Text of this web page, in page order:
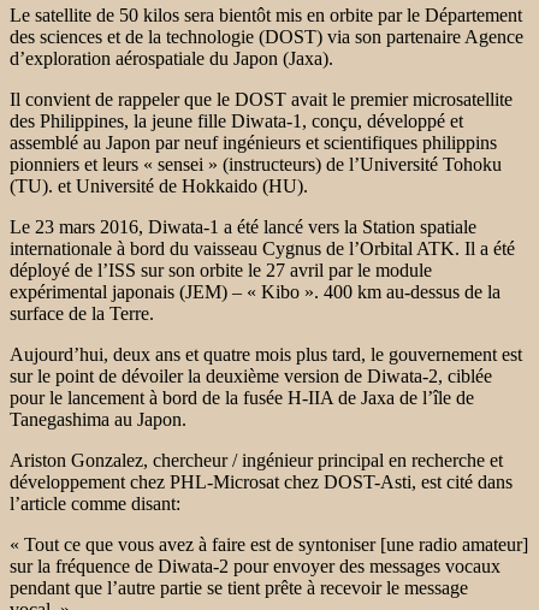
Le satellite de 50 kilos sera bientôt mis en orbite par le Département
des sciences et de la technologie (DOST) via son partenaire Agence
d’exploration aérospatiale du Japon (Jaxa).
Il convient de rappeler que le DOST avait le premier microsatellite
des Philippines, la jeune fille Diwata-1, conçu, développé et
assemblé au Japon par neuf ingénieurs et scientifiques philippins
pionniers et leurs « sensei » (instructeurs) de l’Université Tohoku
(TU). et Université de Hokkaido (HU).
Le 23 mars 2016, Diwata-1 a été lancé vers la Station spatiale
internationale à bord du vaisseau Cygnus de l’Orbital ATK. Il a été
déployé de l’ISS sur son orbite le 27 avril par le module
expérimental japonais (JEM) – « Kibo ». 400 km au-dessus de la
surface de la Terre.
Aujourd’hui, deux ans et quatre mois plus tard, le gouvernement est
sur le point de dévoiler la deuxième version de Diwata-2, ciblée
pour le lancement à bord de la fusée H-IIA de Jaxa de l’île de
Tanegashima au Japon.
Ariston Gonzalez, chercheur / ingénieur principal en recherche et
développement chez PHL-Microsat chez DOST-Asti, est cité dans
l’article comme disant:
« Tout ce que vous avez à faire est de syntoniser [une radio amateur]
sur la fréquence de Diwata-2 pour envoyer des messages vocaux
pendant que l’autre partie se tient prête à recevoir le message